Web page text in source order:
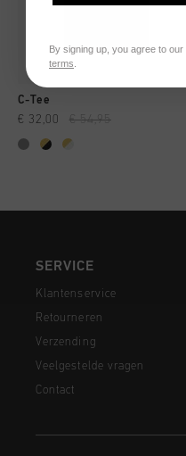
C-Tee
€ 32,00 € 54,95
SERVICE
Klantenservice
Retourneren
Verzending
Veelgestelde vragen
Contact
By signing up, you agree to our
terms